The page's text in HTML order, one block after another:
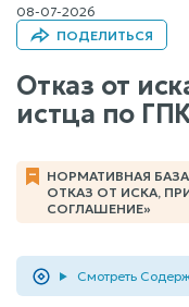
08-07-2026
ПОДЕЛИТЬСЯ
Отказ от
истца по
НОРМАТИВНАЯ
ОТКАЗ ОТ ИСКА,
СОГЛАШЕНИЕ»
Смотреть